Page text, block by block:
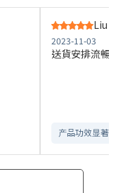
Liu
2023-11-03
送貨安排流暢
产品功效显著